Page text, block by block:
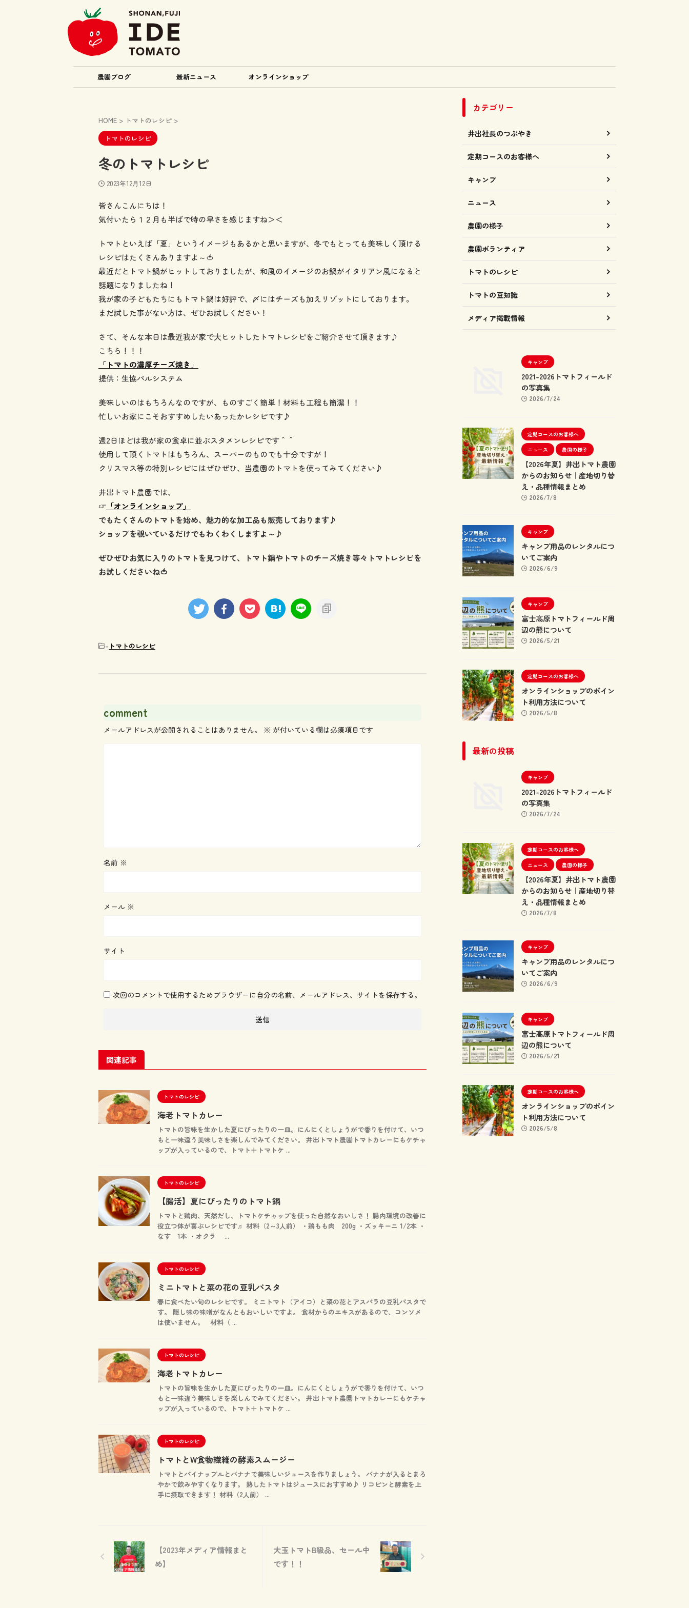
農園ブログ 最新ニュース オンラインショップ
HOME > トマトのレシピ >
トマトのレシピ
冬のトマトレシピ
2023年12月12日
皆さんこんにちは！
気付いたら１２月も半ばで時の早さを感じますね＞＜
トマトといえば「夏」というイメージもあるかと思いますが、冬でもとっても美味しく頂ける
レシピはたくさんありますよ～🍅
最近だとトマト鍋がヒットしておりましたが、和風のイメージのお鍋がイタリアン風になると
話題になりましたね！
我が家の子どもたちにもトマト鍋は好評で、〆にはチーズも加えリゾットにしております。
まだ試した事がない方は、ぜひお試しください！
さて、そんな本日は最近我が家で大ヒットしたトマトレシピをご紹介させて頂きます♪
こちら！！！
「トマトの濃厚チーズ焼き」
提供：生協パルシステム
美味しいのはもちろんなのですが、ものすごく簡単！材料も工程も簡潔！！
忙しいお家にこそおすすめしたいあったかレシピです♪
週2日ほどは我が家の食卓に並ぶスタメンレシピです＾＾
使用して頂くトマトはもちろん、スーパーのものでも十分ですが！
クリスマス等の特別レシピにはぜひぜひ、当農園のトマトを使ってみてください♪
井出トマト農園では、
☞ 「オンラインショップ」
でもたくさんのトマトを始め、魅力的な加工品も販売しております♪
ショップを覗いているだけでもわくわくしますよ～♪
ぜひぜひお気に入りのトマトを見つけて、トマト鍋やトマトのチーズ焼き等々トマトレシピを
お試しくださいね🍅
- トマトのレシピ
comment
メールアドレスが公開されることはありません。 ※ が付いている欄は必須項目です
名前 ※
メール ※
サイト
次回のコメントで使用するためブラウザーに自分の名前、メールアドレス、サイトを保存する。
関連記事
トマトのレシピ
海老トマトカレー
トマトの旨味を生かした夏にぴったりの一皿。にんにくとしょうがで香りを付けて、いつ
もと一味違う美味しさを楽しんでみてください。 井出トマト農園トマトカレーにもケチャ
ップが入っているので、トマト＋トマトケ ...
トマトのレシピ
【腸活】夏にぴったりのトマト鍋
トマトと鶏肉、天然だし、トマトケチャップを使った自然なおいしさ！ 腸内環境の改善に
役立つ体が喜ぶレシピです♬ 材料（2～3人前） ・鶏もも肉 200g ・ズッキーニ 1/2本 ・
なす 1本 ・オクラ ...
トマトのレシピ
ミニトマトと菜の花の豆乳パスタ
春に食べたい旬のレシピです。 ミニトマト（アイコ）と菜の花とアスパラの豆乳パスタで
す。 隠し味の味噌がなんともおいしいですよ。 食材からのエキスがあるので、コンソメ
は使いません。 材料（ ...
トマトのレシピ
海老トマトカレー
トマトの旨味を生かした夏にぴったりの一皿。にんにくとしょうがで香りを付けて、いつ
もと一味違う美味しさを楽しんでみてください。 井出トマト農園トマトカレーにもケチャ
ップが入っているので、トマト＋トマトケ ...
トマトのレシピ
トマトとW食物繊維の酵素スムージー
トマトとパイナップルとバナナで美味しいジュースを作りましょう。 バナナが入るとまろ
やかで飲みやすくなります。 熟したトマトはジュースにおすすめ♪ リコピンと酵素を上
手に摂取できます！ 材料（2人前） ...
【2023年メディア情報まと
め】
大玉トマトB級品、セール中
です！！
カテゴリー
井出社長のつぶやき
定期コースのお客様へ
キャンプ
ニュース
農園の様子
農園ボランティア
トマトのレシピ
トマトの豆知識
メディア掲載情報
キャンプ
2021-2026トマトフィールド
の写真集
2026/7/24
定期コースのお客様へ
ニュース
農園の様子
【2026年夏】井出トマト農園
からのお知らせ｜産地切り替
え・品種情報まとめ
2026/7/8
キャンプ
キャンプ用品のレンタルにつ
いてご案内
2026/6/9
キャンプ
富士高原トマトフィールド周
辺の熊について
2026/5/21
定期コースのお客様へ
オンラインショップのポイン
ト利用方法について
2026/5/8
最新の投稿
キャンプ
2021-2026トマトフィールド
の写真集
2026/7/24
定期コースのお客様へ
ニュース
農園の様子
【2026年夏】井出トマト農園
からのお知らせ｜産地切り替
え・品種情報まとめ
2026/7/8
キャンプ
キャンプ用品のレンタルにつ
いてご案内
2026/6/9
キャンプ
富士高原トマトフィールド周
辺の熊について
2026/5/21
定期コースのお客様へ
オンラインショップのポイン
ト利用方法について
2026/5/8